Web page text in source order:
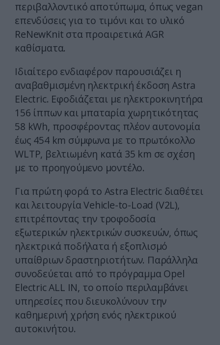
περιβαλλοντικό αποτύπωμα, όπως vegan
επενδύσεις για το τιμόνι και το υλικό
ReNewKnit στα προαιρετικά AGR
καθίσματα.
Ιδιαίτερο ενδιαφέρον παρουσιάζει η
αναβαθμισμένη ηλεκτρική έκδοση Astra
Electric. Εφοδιάζεται με ηλεκτροκινητήρα
156 ίππων και μπαταρία χωρητικότητας
58 kWh, προσφέροντας πλέον αυτονομία
έως 454 km σύμφωνα με το πρωτόκολλο
WLTP, βελτιωμένη κατά 35 km σε σχέση
με το προηγούμενο μοντέλο.
Για πρώτη φορά το Astra Electric διαθέτει
και λειτουργία Vehicle-to-Load (V2L),
επιτρέποντας την τροφοδοσία
εξωτερικών ηλεκτρικών συσκευών, όπως
ηλεκτρικά ποδήλατα ή εξοπλισμό
υπαίθριων δραστηριοτήτων. Παράλληλα
συνοδεύεται από το πρόγραμμα Opel
Electric ALL IN, το οποίο περιλαμβάνει
υπηρεσίες που διευκολύνουν την
καθημερινή χρήση ενός ηλεκτρικού
αυτοκινήτου.